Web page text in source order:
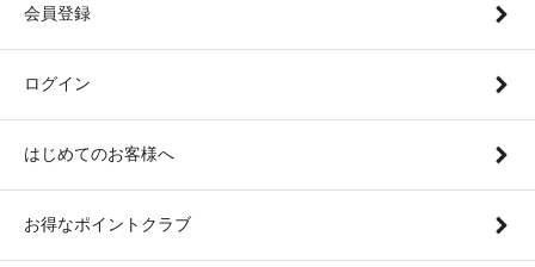
会員登録
ログイン
はじめてのお客様へ
お得なポイントクラブ